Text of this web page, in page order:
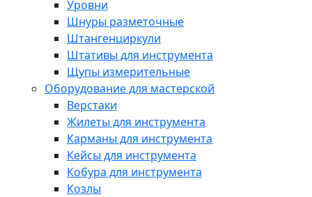
Уровни
Шнуры разметочные
Штангенциркули
Штативы для инструмента
Щупы измерительные
Оборудование для мастерской
Верстаки
Жилеты для инструмента
Карманы для инструмента
Кейсы для инструмента
Кобура для инструмента
Козлы